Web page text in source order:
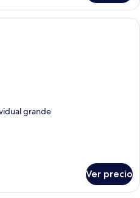
Habitación de hotel con cama,
grande
Ver precio